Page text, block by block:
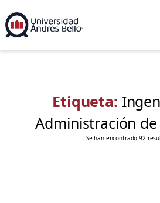
Etiqueta:
Administración
Se han encontrado 92